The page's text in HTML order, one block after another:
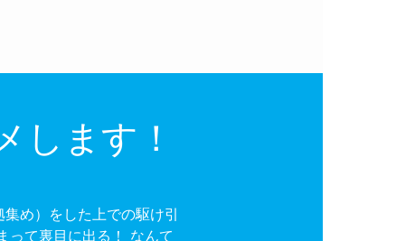
します！
め）をした上での駆け引
って裏目に出る！ なんて